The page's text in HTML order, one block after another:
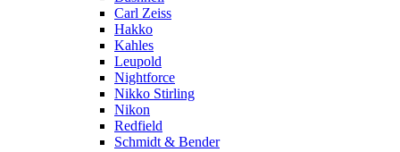
Carl Zeiss
Hakko
Kahles
Leupold
Nightforce
Nikko Stirling
Nikon
Redfield
Schmidt & Bender